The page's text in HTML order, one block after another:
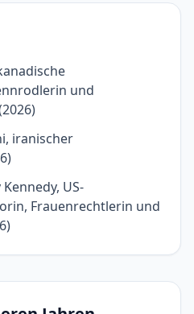
und
iranischer
US-
Frauenrechtlerin und